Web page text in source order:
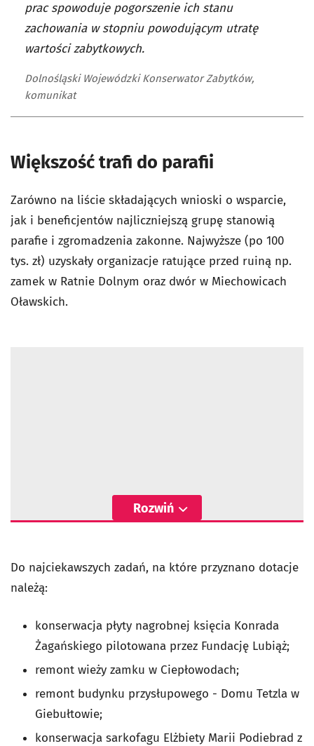
prac spowoduje pogorszenie ich stanu
zachowania w stopniu powodującym utratę
wartości zabytkowych.
Dolnośląski Wojewódzki Konserwator Zabytków,
komunikat
Większość trafi do parafii
Zarówno na liście składających wnioski o wsparcie,
jak i beneficjentów najliczniejszą grupę stanowią
parafie i zgromadzenia zakonne. Najwyższe (po 100
tys. zł) uzyskały organizacje ratujące przed ruiną np.
zamek w Ratnie Dolnym oraz dwór w Miechowicach
Oławskich.
Rozwiń
Do najciekawszych zadań, na które przyznano dotacje
należą:
konserwacja płyty nagrobnej księcia Konrada
Żagańskiego pilotowana przez Fundację Lubiąż;
remont wieży zamku w Ciepłowodach;
remont budynku przysłupowego - Domu Tetzla w
Giebułtowie;
konserwacja sarkofagu Elżbiety Marii Podiebrad z